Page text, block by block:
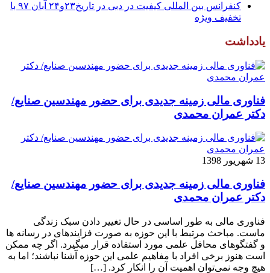
کنفرانس بین المللی کیفیت در دبی در تاریخ۲۳و۲۴ آبان ۹۷ با
تخفیف ویژه
یادداشت
فناوری مالی زمینه جدیدی برای حضور مهندسین صنایع/
دکتر عمران محمدی
13 شهریور 1398
فناوری مالی زمینه جدیدی برای حضور مهندسین صنایع/
دکتر عمران محمدی
فناوری مالی به طور اساسی در حال تغییر دادن سبک زندگی
ماست. مباحث مرتبط با این حوزه به صورت فزاینده­ای در رسانه­ ها
و گفتگوهای محافل علمی مورد استفاده قرار می­گیرد. اگر چه ممکن
است هنوز برخی افراد با مفاهیم علمی این حوزه آشنا نباشند؛ اما به
هیچ وجه نمی‌توان اهمیت آن را انکار کرد. […]